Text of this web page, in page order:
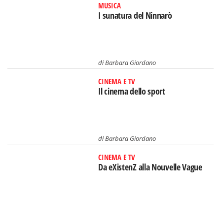
MUSICA
I sunatura del Ninnarò
diBarbara Giordano
CINEMA E TV
Il cinema dello sport
diBarbara Giordano
CINEMA E TV
Da eXistenZ alla Nouvelle Vague